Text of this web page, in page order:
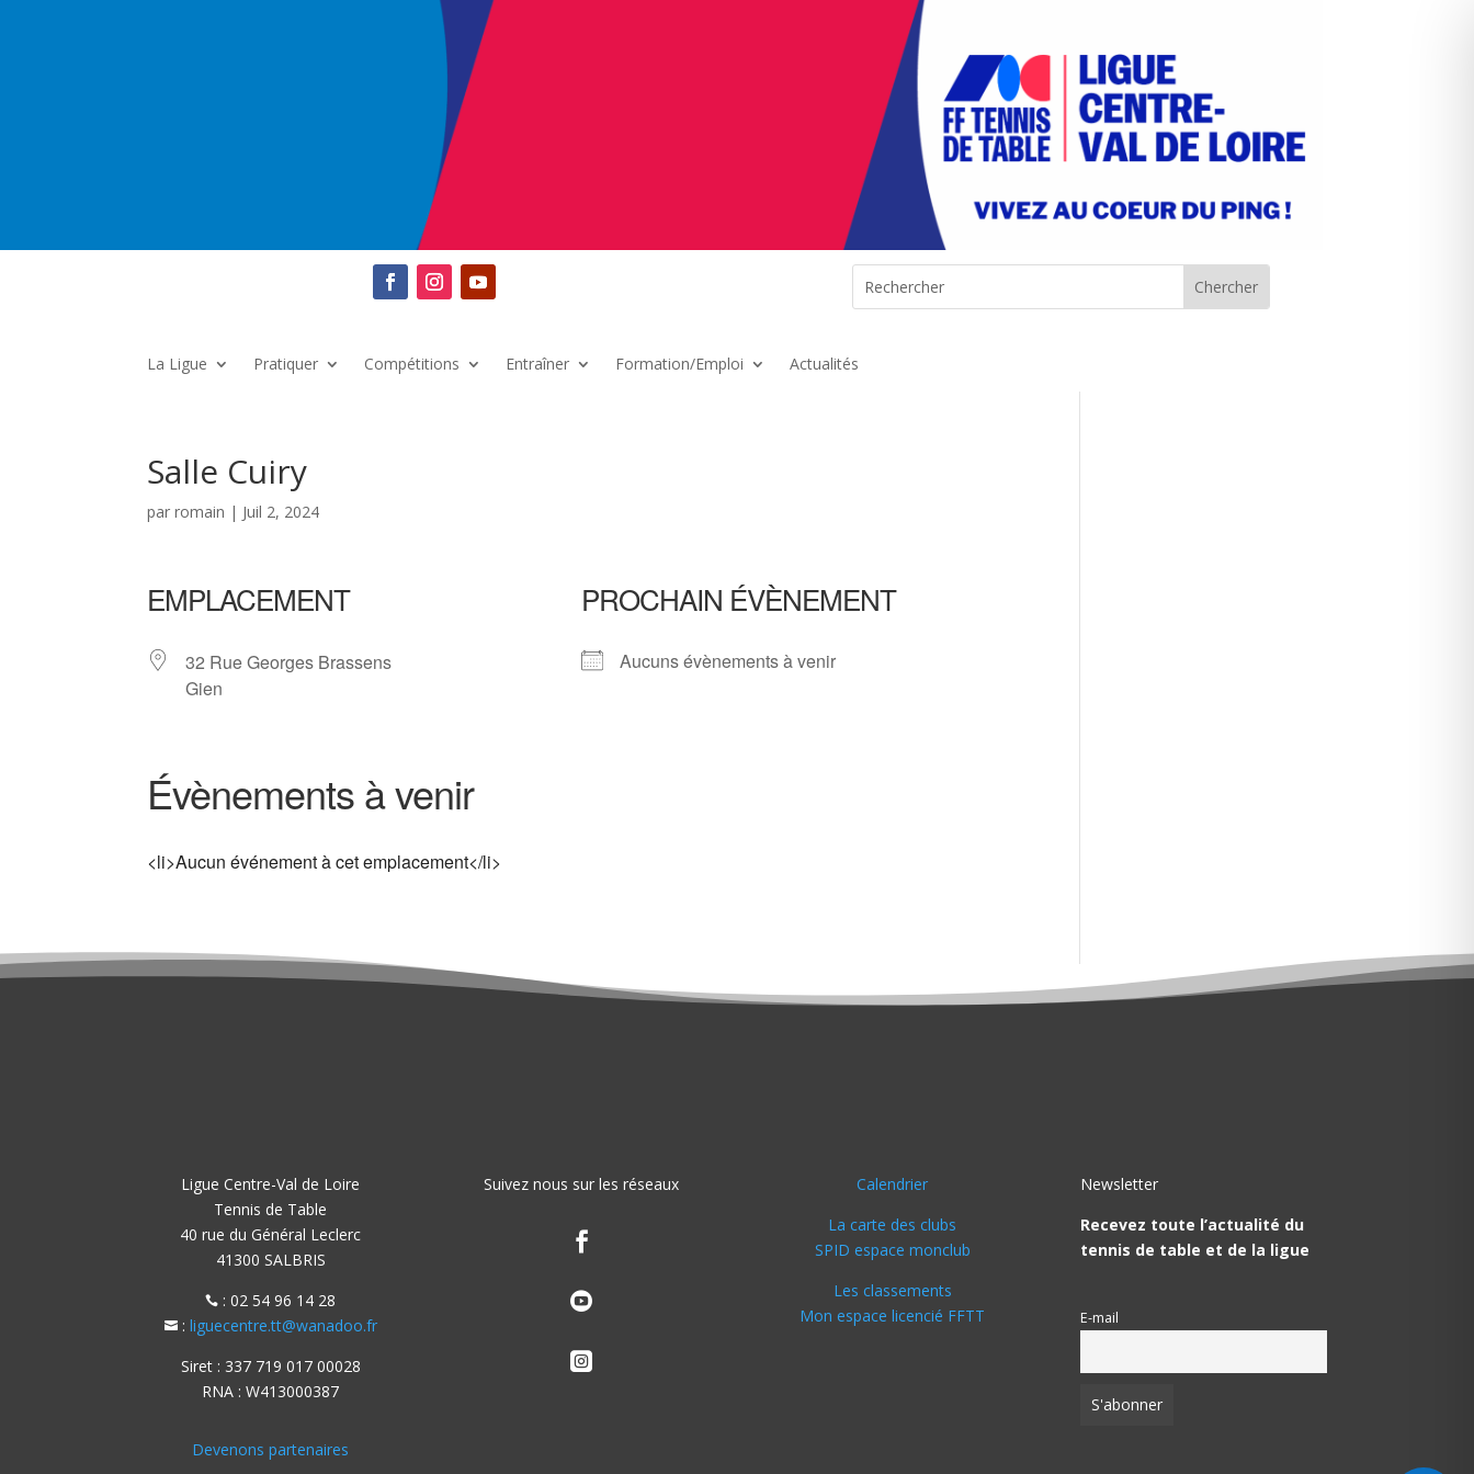
La Ligue Pratiquer Compétitions Entraîner Formation/Emploi Actualités
Salle Cuiry
parromain | Juil 2, 2024
EMPLACEMENT
32 Rue Georges Brassens
Gien
PROCHAIN ÉVÈNEMENT
Aucuns évènements à venir
Évènements à venir
<li>Aucun événement à cet emplacement</li>
Ligue Centre-Val de Loire
Tennis de Table
40 rue du Général Leclerc
41300 SALBRIS
 : 02 54 96 14 28
: liguecentre.tt@wanadoo.fr
Siret : 337 719 017 00028
RNA : W413000387
Devenons partenaires
Suivez nous sur les réseaux



Calendrier
La carte des clubs
SPID espace monclub
Les classements
Mon espace licencié FFTT
Newsletter
Recevez toute l’actualité du
tennis de table et de la ligue
E-mail